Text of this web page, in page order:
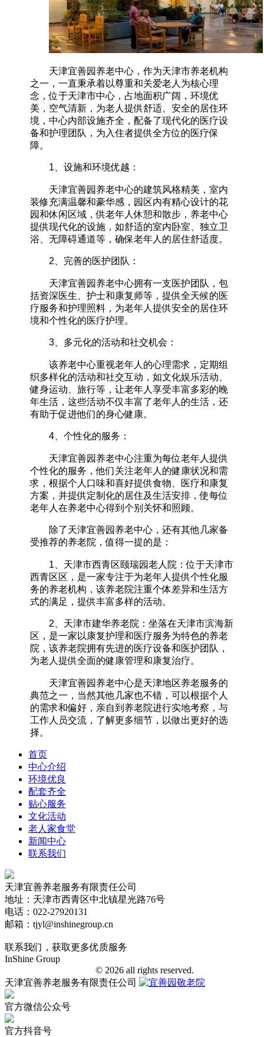
天津宜善园养老中心，作为天津市养老机构
之一，一直秉承着以尊重和关爱老人为核心理
念，位于天津市中心，占地面积广阔，环境优
美，空气清新，为老人提供舒适、安全的居住环
境，中心内部设施齐全，配备了现代化的医疗设
备和护理团队，为入住者提供全方位的医疗保
障。
1、设施和环境优越：
天津宜善园养老中心的建筑风格精美，室内
装修充满温馨和豪华感，园区内有精心设计的花
园和休闲区域，供老年人休憩和散步，养老中心
提供现代化的设施，如舒适的室内卧室、独立卫
浴、无障碍通道等，确保老年人的居住舒适度。
2、完善的医护团队：
天津宜善园养老中心拥有一支医护团队，包
括资深医生、护士和康复师等，提供全天候的医
疗服务和护理照料，为老年人提供安全的居住环
境和个性化的医疗护理。
3、多元化的活动和社交机会：
该养老中心重视老年人的心理需求，定期组
织多样化的活动和社交互动，如文化娱乐活动、
健身运动、旅行等，让老年人享受丰富多彩的晚
年生活，这些活动不仅丰富了老年人的生活，还
有助于促进他们的身心健康。
4、个性化的服务：
天津宜善园养老中心注重为每位老年人提供
个性化的服务，他们关注老年人的健康状况和需
求，根据个人口味和喜好提供食物、医疗和康复
方案，并提供定制化的居住及生活安排，使每位
老年人在养老中心得到个别关怀和照顾。
除了天津宜善园养老中心，还有其他几家备
受推荐的养老院，值得一提的是：
1、天津市西青区颐瑞园老人院：位于天津市
西青区区，是一家专注于为老年人提供个性化服
务的养老机构，该养老院注重个体差异和生活方
式的满足，提供丰富多样的活动。
2、天津市建华养老院：坐落在天津市滨海新
区，是一家以康复护理和医疗服务为特色的养老
院，该养老院拥有先进的医疗设备和医护团队，
为老人提供全面的健康管理和康复治疗。
天津宜善园养老中心是天津地区养老服务的
典范之一，当然其他几家也不错，可以根据个人
的需求和偏好，亲自到养老院进行实地考察，与
工作人员交流，了解更多细节，以做出更好的选
择。‍‍
首页
中心介绍
环境优良
配套齐全
贴心服务
文化活动
老人家食堂
新闻中心
联系我们
天津宜善养老服务有限责任公司
地址：天津市西青区中北镇星光路76号
电话：022-27920131
邮箱：tjyl@inshinegroup.cn
联系我们，获取更多优质服务
InShine Group
© 2026 all rights reserved.
天津宜善养老服务有限责任公司
官方微信公众号
官方抖音号